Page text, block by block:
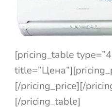
[pricing_table
[/pricing_price][/
[/pricing_table]